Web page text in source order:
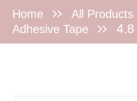
Home All Products
Adhesive Tape